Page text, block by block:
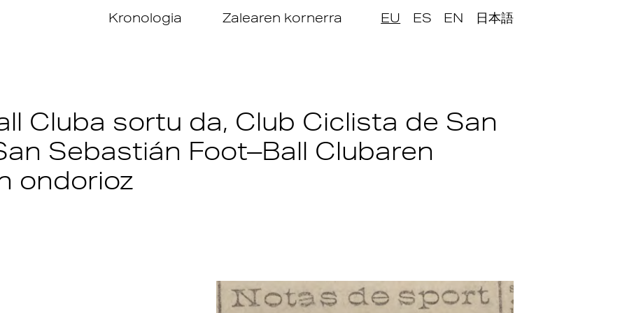
Kronologia Zalearen kornerra EU ES EN 日本語
Cluba sortu da, Club Ciclista de San
Sebastián Foot–Ball Clubaren
ondorioz